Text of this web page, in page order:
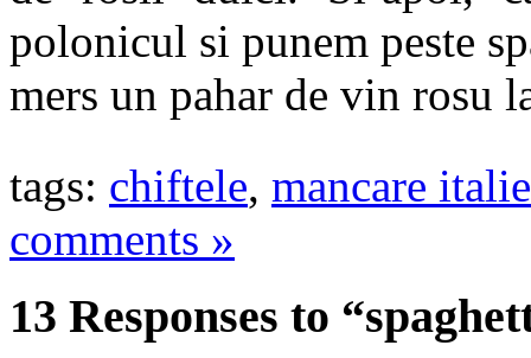
polonicul si punem peste
mers un pahar de vin rosu
tags: chiftele, mancare
comments »
13 Responses to